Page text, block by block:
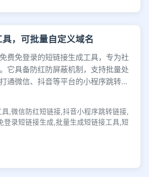
，可批量自定义域名
费免登录的短链接生成工具，专为社
它具备防红防屏蔽机制，支持批量处
通微信、抖音等平台的小程序跳转，
,微信防红短链接,抖音小程序跳转链接,
登录短链接生成,批量生成短链接工具,短